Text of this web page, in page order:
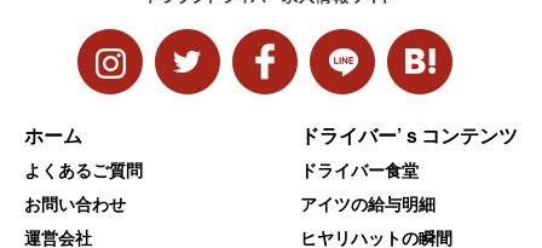
ホーム
よくあるご質問
お問い合わせ
運営会社
ドライバー’ｓコンテンツ
ドライバー食堂
アイツの給与明細
ヒヤリハットの瞬間